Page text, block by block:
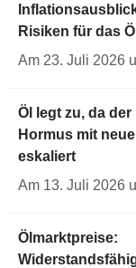
Risiken für das
Am 23. Juli 2026
Öl legt zu, da
Hormus mit
eskaliert
Am 13. Juli 2026
Ölmarktpreise: